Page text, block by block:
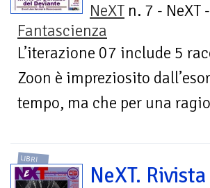
NeXT n. 7 - NeXT -
Fantascienza
L’iterazione 07 include 5
Zoon è impreziosito
tempo, ma che per una
LIBRI
NeXT.